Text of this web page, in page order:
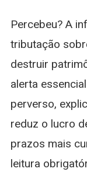
Percebeu? A
tributação
destruir
alerta
perverso,
reduz o lucro
prazos mais
leitura